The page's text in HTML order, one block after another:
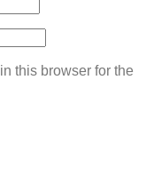
this browser for the